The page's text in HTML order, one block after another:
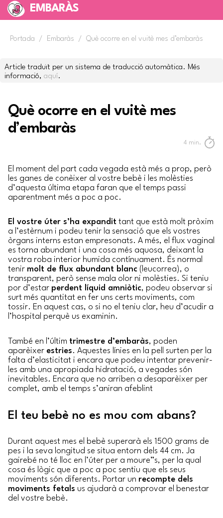
EMBARÀS
Portada / Embaràs / Què ocorre en el vuitè mes d’embaràs
Article traduït per un sistema de traducció automàtica. Més
informació, aquí.
Què ocorre en el vuitè mes
d’embaràs
4 min.
El moment del part cada vegada està més a prop, però
les ganes de conèixer al vostre bebè i les molèsties
d’aquesta última etapa faran que el temps passi
aparentment més a poc a poc.
El vostre úter s’ha expandit tant que està molt pròxim
a l’estèrnum i podeu tenir la sensació que els vostres
òrgans interns estan empresonats. A més, el flux vaginal
es torna abundant i una cosa més aquosa, deixant la
vostra roba interior humida contínuament. És normal
tenir molt de flux abundant blanc (leucorrea), o
transparent, però sense mala olor ni molèsties. Si teniu
por d’estar perdent líquid amniòtic, podeu observar si
surt més quantitat en fer uns certs moviments, com
tossir. En aquest cas, o si no el teniu clar, heu d’acudir a
l’hospital perquè us examinin.
També en l’últim trimestre d’embaràs, poden
aparèixer estries. Aquestes línies en la pell surten per la
falta d’elasticitat i encara que podeu intentar prevenir-
les amb una apropiada hidratació, a vegades són
inevitables. Encara que no arriben a desaparèixer per
complet, amb el temps s’aniran afeblint
El teu bebè no es mou com abans?
Durant aquest mes el bebè superarà els 1500 grams de
pes i la seva longitud se situa entorn dels 44 cm. Ja
gairebé no té lloc en l’úter per a moure”s, per la qual
cosa és lògic que a poc a poc sentiu que els seus
moviments són diferents. Portar un recompte dels
moviments fetals us ajudarà a comprovar el benestar
del vostre bebè.